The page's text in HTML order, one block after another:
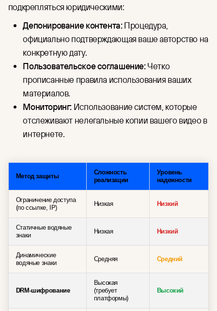
подкрепляться юридическими:
Депонирование контента:Процедура,
официально подтверждающая ваше авторство на
конкретную дату.
Пользовательское соглашение:Четко
прописанные правила использования ваших
материалов.
Мониторинг: Использование систем, которые
отслеживают нелегальные копии вашего видео в
интернете.
Метод защиты
Сложность
реализации
Уровень
надежности
Ограничение доступа
(по ссылке, IP)
Низкая Низкий
Статичные водяные
знаки
Низкая Низкий
Динамические
водяные знаки
Средняя Средний
DRM-шифрование
Высокая
(требует
платформы)
Высокий